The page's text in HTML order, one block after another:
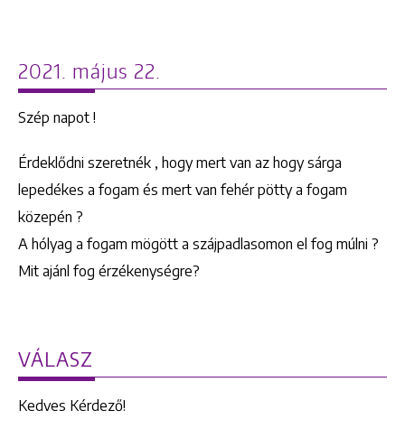
2021. május 22.
Szép napot !
Érdeklődni szeretnék , hogy mert van az hogy sárga
lepedékes a fogam és mert van fehér pötty a fogam
közepén ?
A hólyag a fogam mögött a szájpadlasomon el fog múlni ?
Mit ajánl fog érzékenységre?
VÁLASZ
Kedves Kérdező!